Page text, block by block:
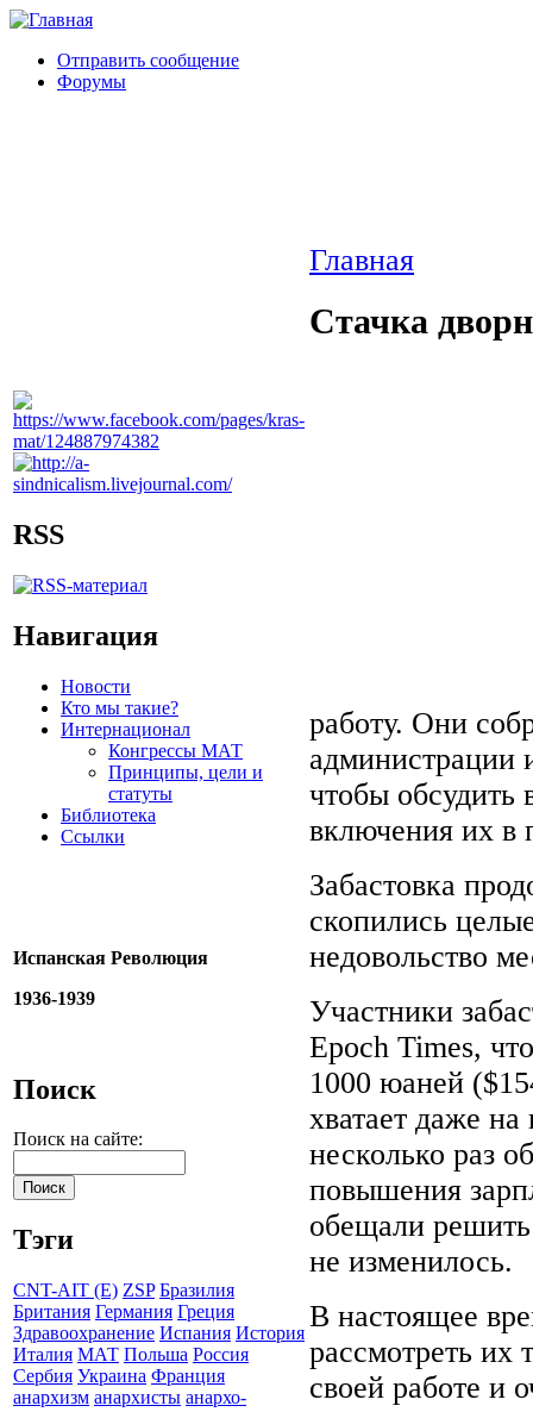
Отправить сообщение
Форумы
RSS
Навигация
Новости
Кто мы такие?
Интернационал
Конгрессы МАТ
Принципы, цели и
статуты
Библиотека
Ссылки
Испанская Революция
1936-1939
Поиск
Поиск на сайте:
Тэги
CNT-AIT (E) ZSP Бразилия
Британия Германия Греция
Здравоохранение Испания История
Италия МАТ Польша Россия
Сербия Украина Франция
анархизм анархисты анархо-
Главная
Стачка
работу. Они
администрации
чтобы обсудить
включения их в
Забастовка
скопились
недовольство
Участники
Epoch Times,
1000 юаней
хватает даже
несколько раз
повышения
обещали решить
не изменилось.
В настоящее
рассмотреть их
своей работе и